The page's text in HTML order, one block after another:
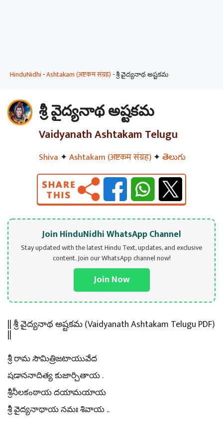
HinduNidhi -Ashtakam (अष्टकम संग्रह) -శ్రీ వైద్యనాథ అష్టకమ
శ్రీ వైద్యనాథ అష్టకమ
Vaidyanath Ashtakam Telugu
Shiva ✦Ashtakam (अष्टकम संग्रह)✦తెలుగు
Join HinduNidhi WhatsApp Channel
Stay updated with the latest Hindu Text, updates, and exclusive
content. Join our WhatsApp channel now!
Join Now
|| శ్రీ వైద్యనాథ అష్టకమ (Vaidyanath Ashtakam Telugu PDF)
||
శ్రీ రామ సౌమిత్రిజటాయువేద
షడాననాదిత్య కుజార్చితాయ .
శ్రీనీలకంఠాయ దయామయాయ
శ్రీ వైద్యనాథాయ నమః శివాయ ..